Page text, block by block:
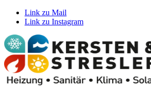
Link zu Mail
Link zu Instagram